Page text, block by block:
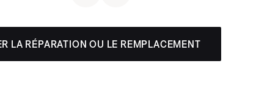
LA RÉPARATION OU LE REMPLACEMENT